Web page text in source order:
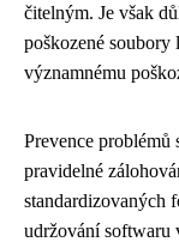
čitelným. Je však
poškozené soubory
významnému
Prevence problémů
pravidelné
standardizovaných
udržování softwaru